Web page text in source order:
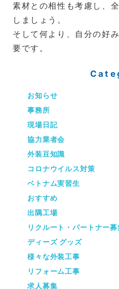
素材との相性も考慮し、
しましょう。
そして何より、自分の好
要です。
お知らせ
事務所
現場日記
協力業者会
外装豆知識
コロナウイルス対策
ベトナム実習生
おすすめ
出隅工場
リクルート・パートナー募
ディーズ グッズ
様々な外装工事
リフォーム工事
求人募集